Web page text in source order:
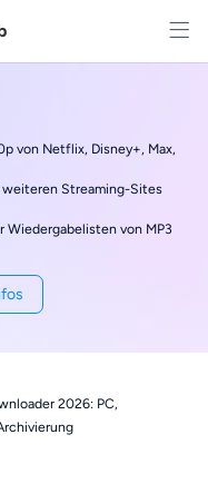
von Netflix, Disney+, Max,
weiteren Streaming-Sites
Wiedergabelisten von MP3
2026: PC,